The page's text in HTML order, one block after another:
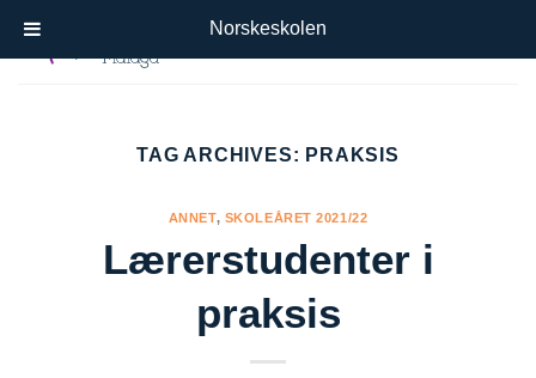
TAG ARCHIVES: PRAKSIS
ANNET, SKOLEÅRET 2021/22
Lærerstudenter i
praksis
Norskeskolen